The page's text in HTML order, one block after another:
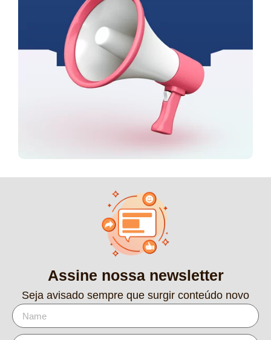
Assine nossa newsletter
Seja avisado sempre que surgir conteúdo novo